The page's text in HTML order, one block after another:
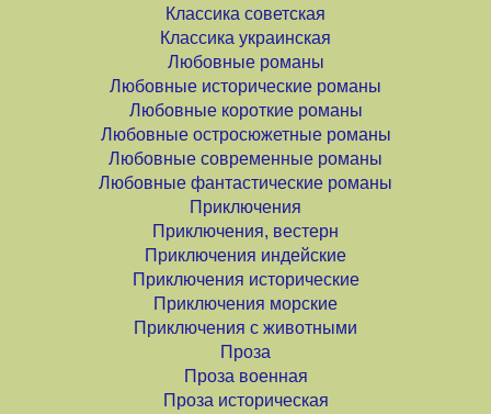
Классика советская
Классика украинская
Любовные романы
Любовные исторические романы
Любовные короткие романы
Любовные остросюжетные романы
Любовные современные романы
Любовные фантастические романы
Приключения
Приключения, вестерн
Приключения индейские
Приключения исторические
Приключения морские
Приключения с животными
Проза
Проза военная
Проза историческая